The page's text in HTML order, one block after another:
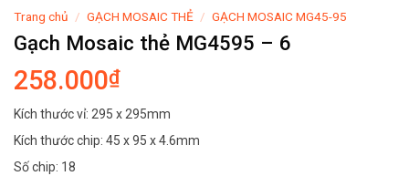
Trang chủ / GẠCH MOSAIC THẺ / GẠCH MOSAIC MG45-95
Gạch Mosaic thẻ MG4595 – 6
258.000₫
Kích thước vỉ: 295 x 295mm
Kích thước chip: 45 x 95 x 4.6mm
Số chip: 18